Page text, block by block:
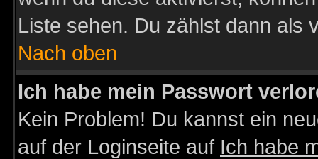
Liste sehen. Du zählst dann als
Nach oben
Ich habe mein Passwort
Kein Problem! Du kannst ein
auf der Loginseite auf Ich habe